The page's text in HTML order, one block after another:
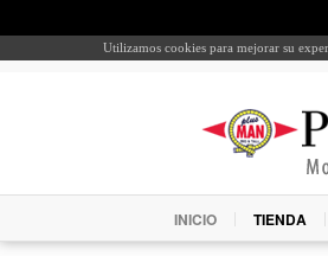
Utilizamos cookies para mejorar su
INICIO TIENDA